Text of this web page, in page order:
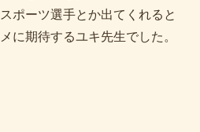
ポーツ選手とか出てくれると
に期待するユキ先生でした。